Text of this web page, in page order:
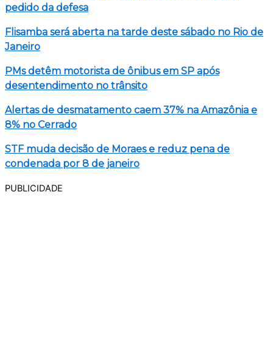
pedido da defesa
Flisamba será aberta na tarde deste sábado no Rio de
Janeiro
PMs detêm motorista de ônibus em SP após
desentendimento no trânsito
Alertas de desmatamento caem 37% na Amazônia e
8% no Cerrado
STF muda decisão de Moraes e reduz pena de
condenada por 8 de janeiro
PUBLICIDADE